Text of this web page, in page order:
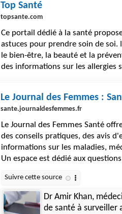
Top Santé
topsante.com
Ce portail dédié à la santé
astuces pour prendre soin de
le bien-être, la beauté et la
des informations sur les allergies
Le Journal des Femmes :
sante.journaldesfemmes.fr
Le Journal des Femmes Santé
des conseils pratiques, des avis
informations sur les maladies,
Un espace est dédié aux
Dr Amir Khan,
de santé à surveiller